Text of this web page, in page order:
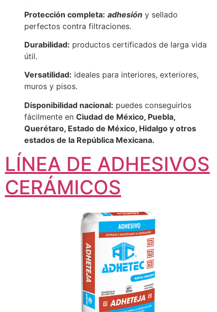
Protección completa: adhesión y sellado
perfectos contra filtraciones.
Durabilidad: productos certificados de larga vida
útil.
Versatilidad: ideales para interiores, exteriores,
muros y pisos.
Disponibilidad nacional: puedes conseguirlos
fácilmente en Ciudad de México, Puebla,
Querétaro, Estado de México, Hidalgo y otros
estados de la República Mexicana.
LÍNEA DE ADHESIVOS
CERÁMICOS